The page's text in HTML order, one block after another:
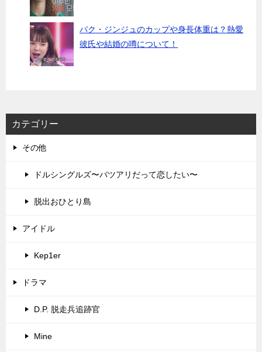
パク・ジンジュのカップや身長体重は？熱愛
彼氏や結婚の噂について！
カテゴリー
その他
ドルシングルズ〜バツアリだって恋したい〜
脱出おひとり島
アイドル
Kep1er
ドラマ
D.P. 脱走兵追跡官
Mine